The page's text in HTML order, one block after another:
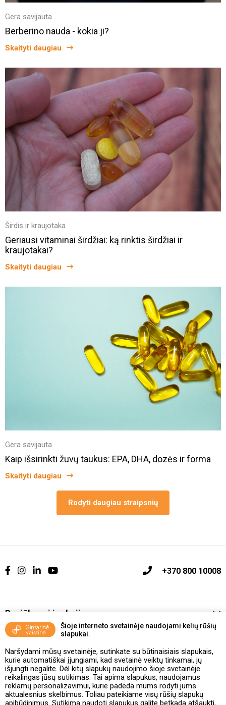
Šioje interneto svetainėje naudojami kelių rūšių
slapukai.
Naršydami mūsų svetainėje, sutinkate su būtinaisiais slapukais,
kurie automatiškai įjungiami, kad svetainė veiktų tinkamai, jų
išjungti negalite. Dėl kitų slapukų naudojimo šioje svetainėje
reikalingas jūsų sutikimas. Tai apima slapukus, naudojamus
reklamų personalizavimui, kurie padeda mums rodyti jums
aktualesnius skelbimus. Toliau pateikiame visų rūšių slapukų
apibūdinimus. Sutikimą naudoti slapukus galite betkada atšaukti,
Gera savijauta
Berberino nauda - kokia ji?
Skaityti daugiau
Širdis ir kraujotaka
Geriausi vitaminai širdžiai: ką rinktis širdžiai ir
kraujotakai?
Skaityti daugiau
Gera savijauta
Kaip išsirinkti žuvų taukus: EPA, DHA, dozės ir forma
Skaityti daugiau
Rodyti daugiau straipsnių
+370 800 10008
Pasiūlymai ir akcijos
Vakcinavimo tvarka ir taisyklės
Kontaktai ir Karjera
Taisyklės ir politika